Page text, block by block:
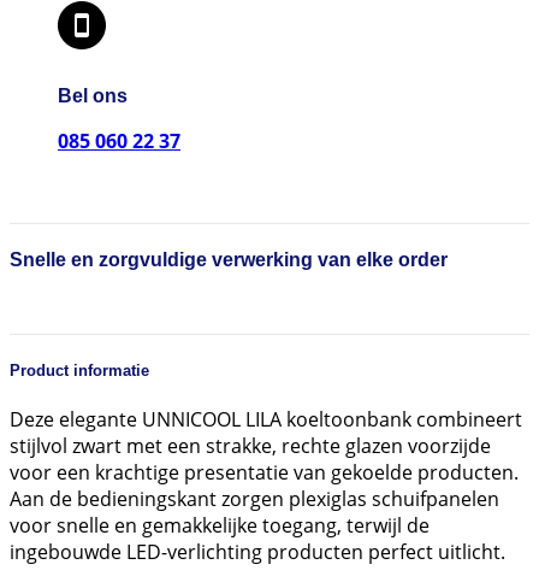
Bel ons
085 060 22 37
Snelle en zorgvuldige verwerking van elke order
Product informatie
Deze elegante UNNICOOL LILA koeltoonbank combineert
stijlvol zwart met een strakke, rechte glazen voorzijde
voor een krachtige presentatie van gekoelde producten.
Aan de bedieningskant zorgen plexiglas schuifpanelen
voor snelle en gemakkelijke toegang, terwijl de
ingebouwde LED-verlichting producten perfect uitlicht.